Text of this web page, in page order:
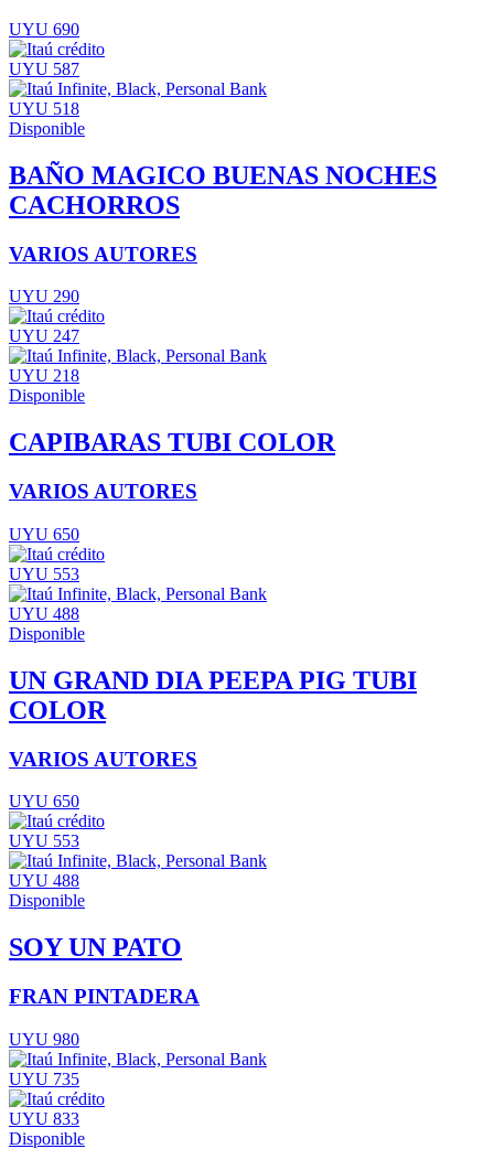
UYU 690
UYU 587
UYU 518
Disponible
BAÑO MAGICO BUENAS NOCHES
CACHORROS
VARIOS AUTORES
UYU 290
UYU 247
UYU 218
Disponible
CAPIBARAS TUBI COLOR
VARIOS AUTORES
UYU 650
UYU 553
UYU 488
Disponible
UN GRAND DIA PEEPA PIG TUBI
COLOR
VARIOS AUTORES
UYU 650
UYU 553
UYU 488
Disponible
SOY UN PATO
FRAN PINTADERA
UYU 980
UYU 735
UYU 833
Disponible